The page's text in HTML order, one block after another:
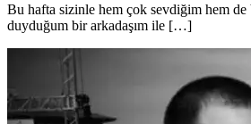
Bu hafta sizinle hem çok sevdiğim hem de
duyduğum bir arkadaşım ile […]